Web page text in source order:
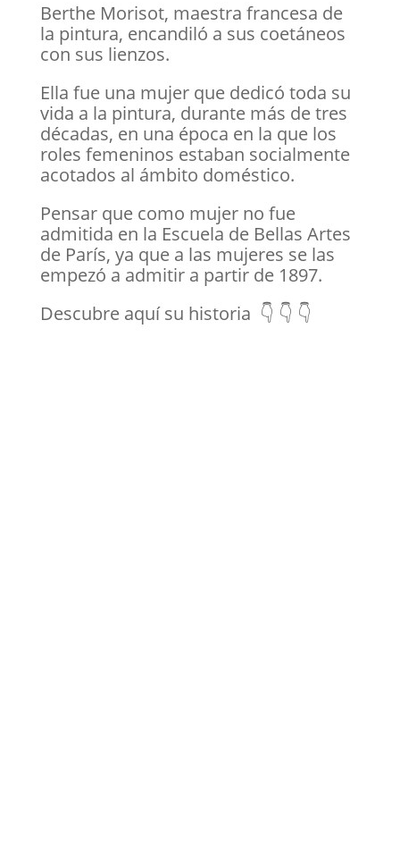
Berthe Morisot, maestra francesa de
la pintura, encandiló a sus coetáneos
con sus lienzos.
Ella fue una mujer que dedicó toda su
vida a la pintura, durante más de tres
décadas, en una época en la que los
roles femeninos estaban socialmente
acotados al ámbito doméstico.
Pensar que como mujer no fue
admitida en la Escuela de Bellas Artes
de París, ya que a las mujeres se las
empezó a admitir a partir de 1897.
Descubre aquí su historia 👇 👇 👇